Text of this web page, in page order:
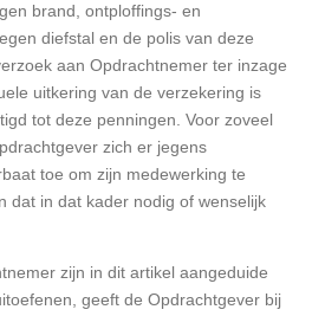
brand, ontploffings- en
diefstal en de polis van deze
aan Opdrachtnemer ter inzage
uitkering van de verzekering is
tot deze penningen. Voor zoveel
zich er jegens
toe om zijn medewerking te
dat in dat kader nodig of wenselijk
zijn in dit artikel aangeduide
geeft de Opdrachtgever bij